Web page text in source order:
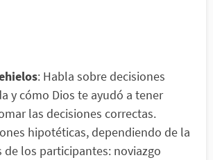
: Habla sobre decisiones
y cómo Dios te ayudó a tener
las decisiones correctas.
hipotéticas, dependiendo de la
de los participantes: noviazgo